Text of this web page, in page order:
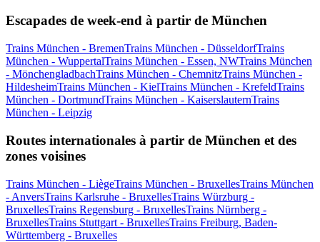
Escapades de week-end à partir de München
Trains München - BremenTrains München - DüsseldorfTrains
München - WuppertalTrains München - Essen, NWTrains München
- MönchengladbachTrains München - ChemnitzTrains München -
HildesheimTrains München - KielTrains München - KrefeldTrains
München - DortmundTrains München - KaiserslauternTrains
München - Leipzig
Routes internationales à partir de München et des
zones voisines
Trains München - LiègeTrains München - BruxellesTrains München
- AnversTrains Karlsruhe - BruxellesTrains Würzburg -
BruxellesTrains Regensburg - BruxellesTrains Nürnberg -
BruxellesTrains Stuttgart - BruxellesTrains Freiburg, Baden-
Württemberg - Bruxelles